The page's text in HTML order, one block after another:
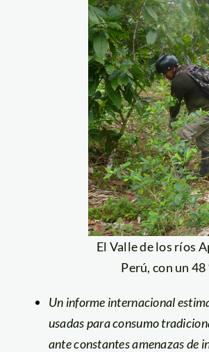
El Valle de los ríos
Perú, con un
Un informe internacional
usadas para consumo
ante constantes amenazas de